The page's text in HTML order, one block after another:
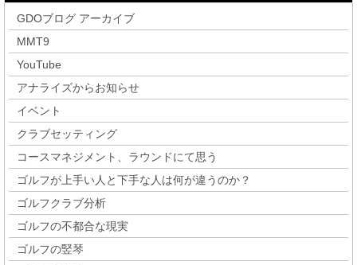
GDOブログ アーカイブ
MMT9
YouTube
アナライズからお知らせ
イベント
クラブセッティング
コースマネジメント、ラウンドにて思う
ゴルフが上手い人と下手な人は何が違うのか？
ゴルフクラブ分析
ゴルフの不都合な現実
ゴルフの竪琴